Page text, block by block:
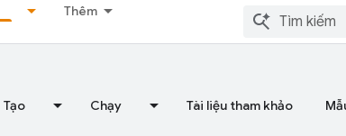
Thêm
Tạo Chạy Tài liệu tham khảo